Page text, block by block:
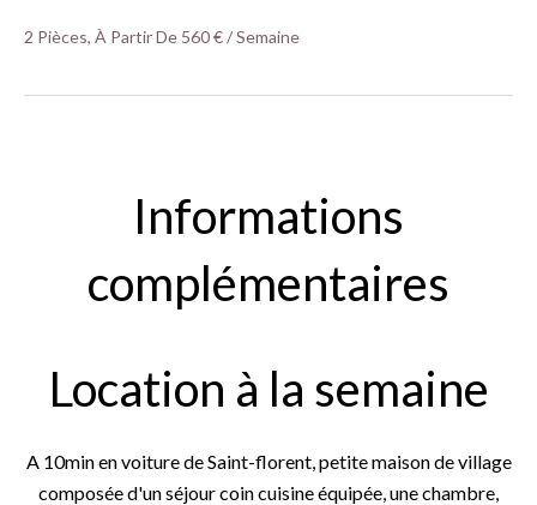
2 Pièces, À Partir De 560 € / Semaine
Informations
complémentaires
Location à la semaine
A 10min en voiture de Saint-florent, petite maison de village
composée d'un séjour coin cuisine équipée, une chambre,